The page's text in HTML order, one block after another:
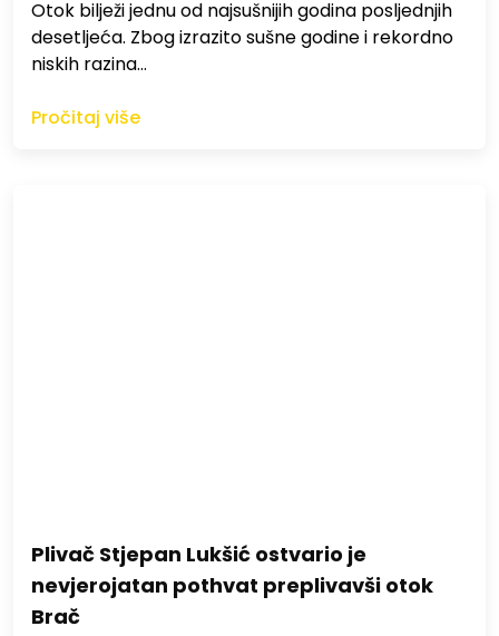
Otok bilježi jednu od najsušnijih godina posljednjih
desetljeća. Zbog izrazito sušne godine i rekordno
niskih razina…
Pročitaj više
Plivač Stjepan Lukšić ostvario je
nevjerojatan pothvat preplivavši otok
Brač